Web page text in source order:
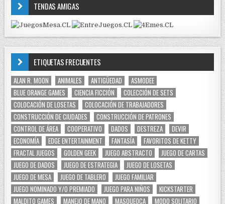
TENDAS AMIGAS
ETIQUETAS FRECUENTES
ALAN R. MOON ANIMALES ANTIGÜEDAD
ASMODEE
BLUE ORANGE GAMES
CIENCIA FICCIÓN
COLECCIÓN DE SETS
COLOCACIÓN DE LOSETAS
COLOCACIÓN DE TRABAJADORES
CONSTRUCCIÓN DE CIUDADES
CONSTRUCCIÓN DE PATRONES
CONTROL DE ÁREA
COOPERATIVO DADOS DESTREZA
DEVIR
ECONOMÍA
EDGE ENTERTAINMENT FANTASÍA
FAVORITOS DE KETTY
FRACTAL JUEGOS
GOLDEN GEEK JUEGO ABSTRACTO
JUEGO DE CARTAS
JUEGO DE DADOS
JUEGO DE ESTRATEGIA
JUEGO DE LOSETAS
JUEGO DE MESA
JUEGO DE TABLERO
JUEGO FAMILIAR
JUEGO NOMINADO Y/O PREMIADO
JUEGO PARA NIÑOS
KICKSTARTER
MALDITO GAMES
MANEJO DE MANO MASQUEOCA
MODO SOLITARIO